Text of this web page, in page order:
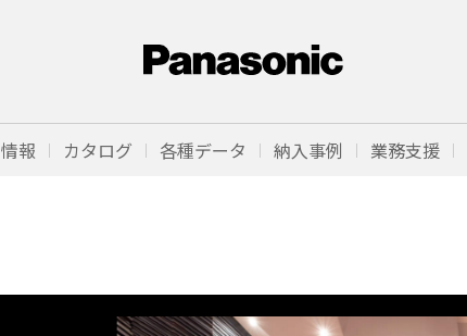
報 カタログ 各種データ 納入事例 業務支援